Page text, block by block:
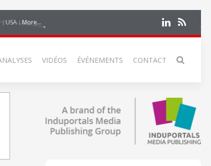
USA More...
VIDÉOS ÉVÉNEMENTS CONTACT